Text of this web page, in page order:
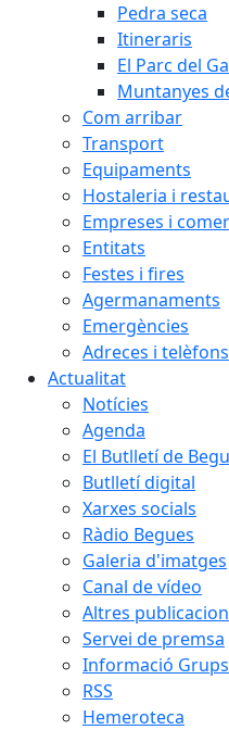
Pedra seca
Itineraris
El Parc del
Muntanyes
Com arribar
Transport
Equipaments
Hostaleria i
Empreses i
Entitats
Festes i fires
Agermanaments
Emergències
Adreces i telèfons
Actualitat
Notícies
Agenda
El Butlletí de
Butlletí digital
Xarxes socials
Ràdio Begues
Galeria d'imatges
Canal de vídeo
Altres
Servei de premsa
Informació
RSS
Hemeroteca